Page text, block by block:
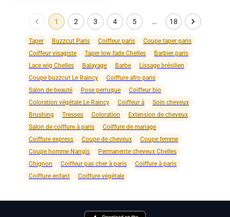
1 2 3 4 5 … 18
Taper Buzzcut Paris Coiffeur paris
Coupe taper paris
Coiffeur visagiste
Taper low fade Chelles
Barbier paris
Lace wig Chelles
Balayage Barbe
Lissage brésilien
Coupe buzzcut Le Raincy
Coiffure afro paris
Salon de beauté
Pose perruque
Coiffeur bio
Coloration végétale Le Raincy
Coiffeur à
Soin cheveux
Brushing
Tresses Coloration
Extension de cheveux
Salon de coiffure à paris
Coiffure de mariage
Coiffure express
Coupe de cheveux
Coupe femme
Coupe homme Nangis
Permanente cheveux Chelles
Chignon
Coiffeur pas cher à paris
Coiffure à paris
Coiffure enfant
Coiffure végétale